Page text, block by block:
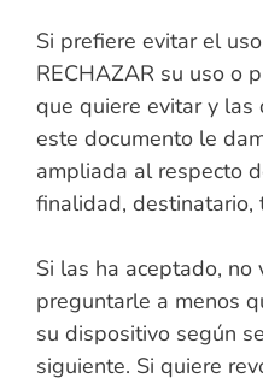
Si prefiere evitar el
RECHAZAR su uso o
que quiere evitar y las
este documento le
ampliada al respecto
finalidad, destinatario,
Si las ha aceptado, no
preguntarle a menos
su dispositivo según
siguiente. Si quiere